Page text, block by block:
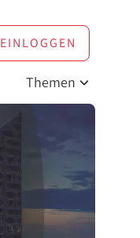
EINLOGGEN
Themen